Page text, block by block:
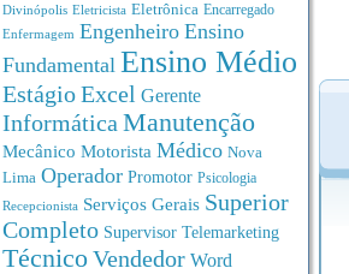
Divinópolis Eletricista Eletrônica Encarregado
Enfermagem Engenheiro Ensino
Fundamental Ensino Médio
EstágioExcel Gerente
Informática Manutenção
Mecânico Motorista Médico Nova
Lima Operador Promotor Psicologia
Recepcionista Serviços Gerais Superior
Completo Supervisor Telemarketing
TécnicoVendedor Word